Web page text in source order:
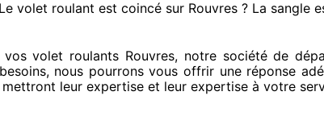
volet roulant est coincé sur Rouvres ? La sangle
vos volet roulants Rouvres, notre sociétéde
, nous pourrons vous offrir une réponse
mettront leur expertise et leur expertise à votre